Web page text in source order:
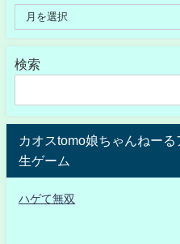
検索
カオスtomo娘ちゃんねー
生ゲーム
ハゲて無双